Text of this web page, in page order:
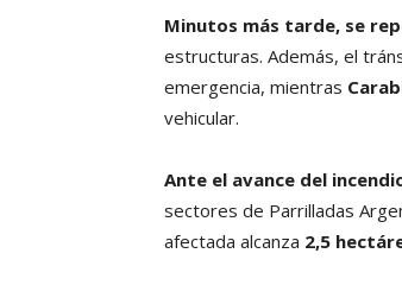
Minutos más tarde, se
estructuras. Además, el
emergencia, mientras
vehicular.
Ante el avance del
sectores de Parrilladas
afectada alcanza 2,5